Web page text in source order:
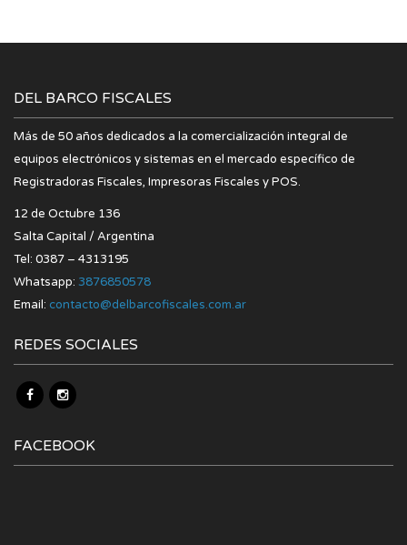
DEL BARCO FISCALES
Más de 50 años dedicados a la comercialización integral de
equipos electrónicos y sistemas en el mercado específico de
Registradoras Fiscales, Impresoras Fiscales y POS.
12 de Octubre 136
Salta Capital / Argentina
Tel: 0387 – 4313195
Whatsapp: 3876850578
Email: contacto@delbarcofiscales.com.ar
REDES SOCIALES
FACEBOOK